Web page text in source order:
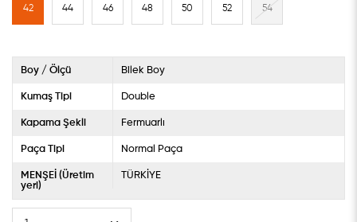
42 44 46 48 50 52 54
Boy / Ölçü Bilek Boy
Kumaş Tipi Double
Kapama Şekli Fermuarlı
Paça Tipi Normal Paça
MENŞEİ (Üretim
yeri)
TÜRKİYE